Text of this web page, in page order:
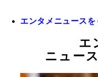
エンタメニュースを
エ
ニュー